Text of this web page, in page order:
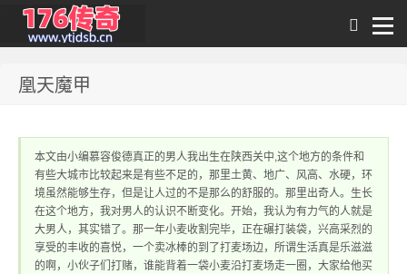
凰天魔甲
本文由小编慕容俊德真正的男人我出生在陕西关中,这个地方的条件和
有些大城市比较起来是有些不足的，那里土黄、地广、风高、水硬，环
境虽然能够生存，但是让人过的不是那么的舒服的。那里出奇人。生长
在这个地方，我对男人的认识不断变化。开始，我认为有力气的人就是
大男人，其实错了。那一年小麦收割完毕，正在碾打装袋，兴高采烈的
享受的丰收的喜悦，一个卖冰棒的到了打麦场边，所谓生活真是乐滋滋
的啊，小伙子们打赌，谁能背着一袋小麦沿打麦场走一圈，大家给他买